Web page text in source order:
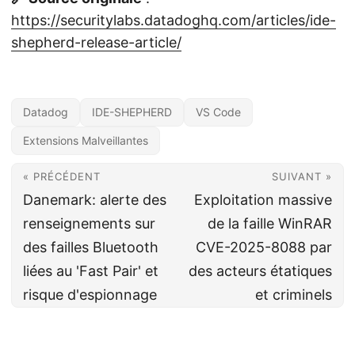
https://securitylabs.datadoghq.com/articles/ide-
shepherd-release-article/
Datadog IDE-SHEPHERD VS Code
Extensions Malveillantes
« PRÉCÉDENT
Danemark: alerte des
renseignements sur
des failles Bluetooth
liées au 'Fast Pair' et
risque d'espionnage
SUIVANT »
Exploitation massive
de la faille WinRAR
CVE-2025-8088 par
des acteurs étatiques
et criminels